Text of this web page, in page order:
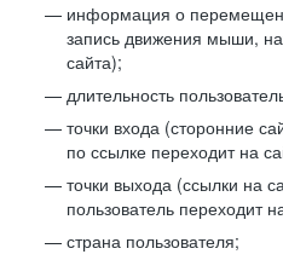
информация о
запись движения мыши,
сайта);
длительность
точки входа (сторонние
по ссылке переходит на
точки выхода (ссылки на
пользователь переходит
страна пользователя;